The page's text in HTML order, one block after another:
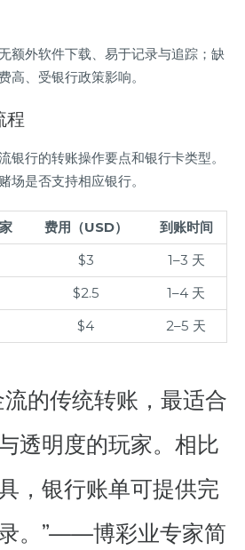
额外软件下载、易于记录与追踪；缺
高、受银行政策影响。
程
银行的转账操作要点和银行卡类型。
场是否支持相应银行。
费用（USD）
到账时间
$3
1–3 天
$2.5
1–4 天
$4 2–5 天
流的传统转账，最适合
透明度的玩家。相比
，银行账单可提供完
。”——博彩业专家简